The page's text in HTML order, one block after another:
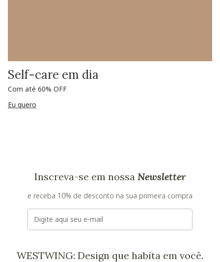
Self-care em dia
Com até 60% OFF
Eu quero
Inscreva-se em nossa Newsletter
e receba 10% de desconto na sua primeira compra
E-mail
WESTWING: Design que habita em você.